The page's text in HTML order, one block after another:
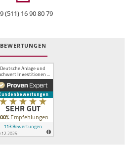
(511) 16 90 80 79
BEWERTUNGEN